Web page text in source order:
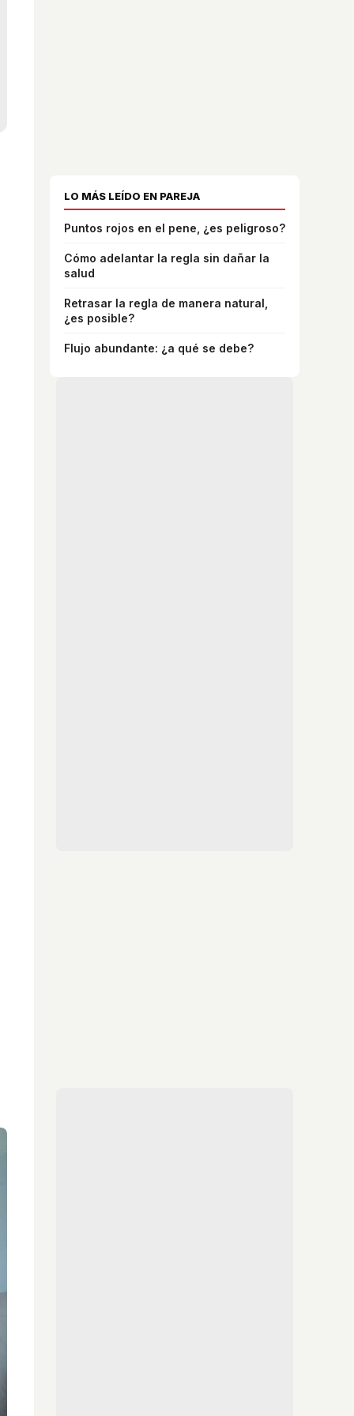
LO MÁS LEÍDO EN PAREJA
Puntos rojos en el pene, ¿es peligroso?
Cómo adelantar la regla sin dañar la
salud
Retrasar la regla de manera natural,
¿es posible?
Flujo abundante: ¿a qué se debe?